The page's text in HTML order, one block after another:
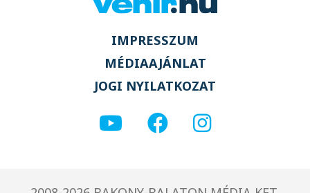
IMPRESSZUM
MÉDIAAJÁNLAT
JOGI NYILATKOZAT